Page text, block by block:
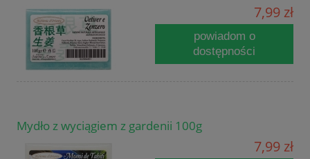
7,99 zł
powiadom o
dostępności
Mydło z wyciągiem z gardenii 100g
7,99 zł